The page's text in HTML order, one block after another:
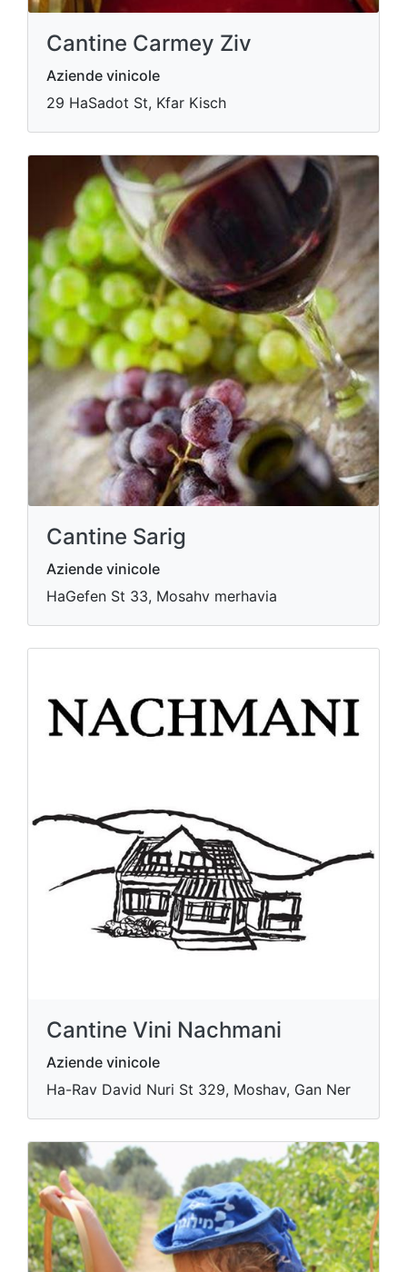
Cantine Carmey Ziv
Aziende vinicole
29 HaSadot St, Kfar Kisch
Cantine Sarig
Aziende vinicole
HaGefen St 33, Mosahv merhavia
Cantine Vini Nachmani
Aziende vinicole
Ha-Rav David Nuri St 329, Moshav, Gan Ner